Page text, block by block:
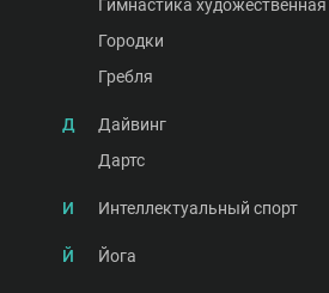
Гимнастика художественная
Городки
Гребля
Д Дайвинг
Дартс
И Интеллектуальный спорт
Й Йога